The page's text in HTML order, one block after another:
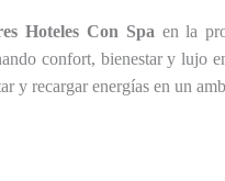
Hoteles Con Spa en la
confort, bienestar y lujo
y recargar energías en un